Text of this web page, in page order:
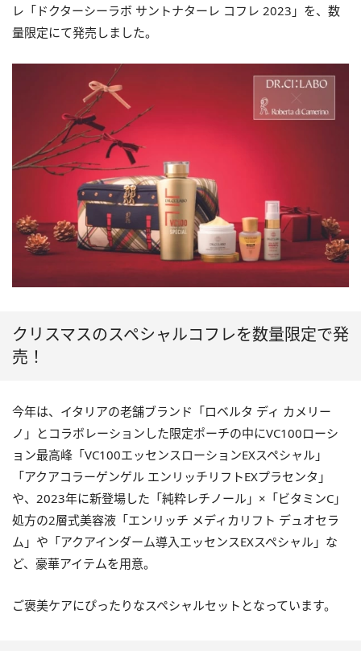
レ「ドクターシーラボ サントナターレ コフレ 2023」を、数
量限定にて発売しました。
クリスマスのスペシャルコフレを数量限定で発
売！
今年は、イタリアの老舗ブランド「ロベルタ ディ カメリー
ノ」とコラボレーションした限定ポーチの中にVC100ローシ
ョン最高峰「VC100エッセンスローションEXスペシャル」
「アクアコラーゲンゲル エンリッチリフトEXプラセンタ」
や、2023年に新登場した「純粋レチノール」×「ビタミンC」
処方の2層式美容液「エンリッチ メディカリフト デュオセラ
ム」や「アクアインダーム導入エッセンスEXスペシャル」な
ど、豪華アイテムを用意。
ご褒美ケアにぴったりなスペシャルセットとなっています。